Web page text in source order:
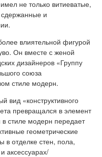
не только витиеватые,
и
влиятельной фигурой
Он вместе с женой
дизайнеров «Группу
союза
стиле модерн.
вид «конструктивного
превращался в элемент
стиле модерн передает
геометрические
отделке стен, пола,
аксессуарах/